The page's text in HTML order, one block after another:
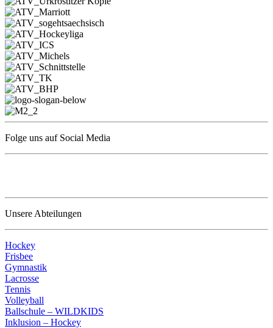
Folge uns auf Social Media
Unsere Abteilungen
Hockey
Frisbee
Gymnastik
Lacrosse
Tennis
Volleyball
Ballschule – WILDKIDS
Inklusion – Hockey